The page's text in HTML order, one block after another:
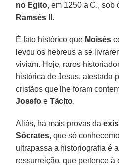
no Egito, em 1250 a.C., sob
Ramsés II .
É fato histórico que Moisés
levou os hebreus a se
viviam. Hoje, raros
histórica de Jesus, atestada
cristãos que lhe foram
Josefo eTácito.
Aliás, há mais provas da
Sócrates, que só
ultrapassa a historiografia é
ressurreição, que pertence à